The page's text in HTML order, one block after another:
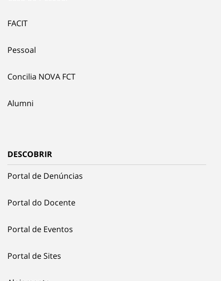
FACIT
Pessoal
Concilia NOVA FCT
Alumni
DESCOBRIR
Portal de Denúncias
Portal do Docente
Portal de Eventos
Portal de Sites